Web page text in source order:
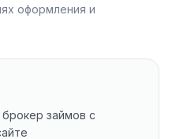
оформления и
займов с